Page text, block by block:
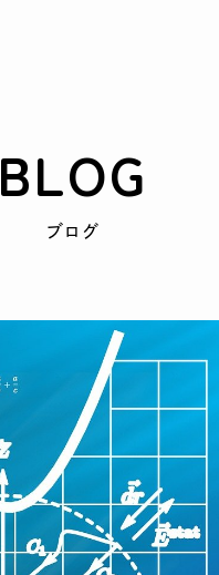
BLOG
ブログ